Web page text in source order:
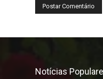
Notícias